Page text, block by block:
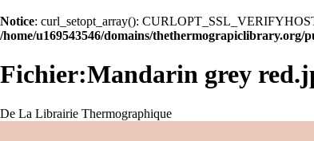
Notice: curl_setopt_array():
/home/u169543546/domains/
Fichier:Mandarin grey
De La Librairie Thermographique